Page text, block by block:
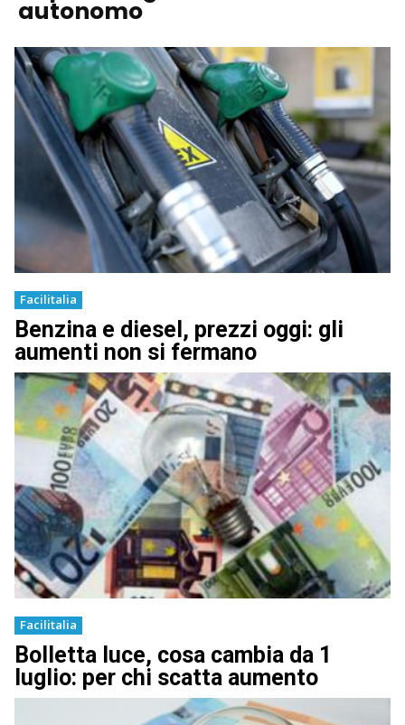
autonomo
Facilitalia
Benzina e diesel, prezzi oggi: gli
aumenti non si fermano
Facilitalia
Bolletta luce, cosa cambia da 1
luglio: per chi scatta aumento